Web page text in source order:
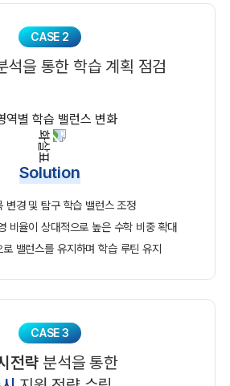
CASE 2
석을 통한 학습 계획 점검
Solution
변경 및 탐구 학습 밸런스 조정
비율이 상대적으로 높은 수학 비중 확대
로 밸런스를 유지하며 학습 루틴 유지
CASE 3
전략 분석을 통한